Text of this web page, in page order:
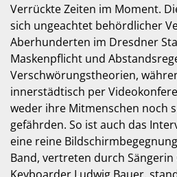
Verrückte Zeiten im Moment.
sich ungeachtet behördlicher
Aberhunderten im Dresdner
Maskenpflicht und
Verschwörungstheorien,
innerstädtisch per
weder ihre Mitmenschen noch
gefährden. So ist auch das
eine reine
Band, vertreten durch Sängerin
Keyboarder Ludwig Bauer,